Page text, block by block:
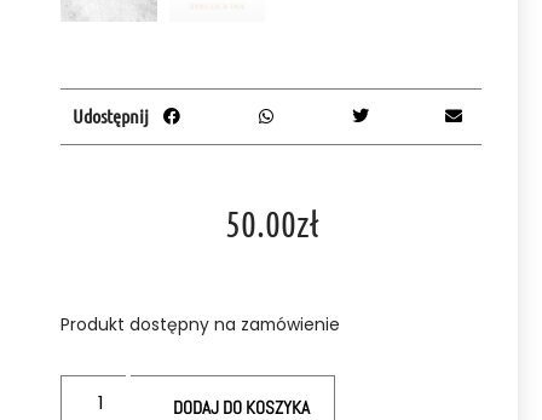
Udostępnij
50.00zł
Produkt dostępny na zamówienie
DODAJ DO KOSZYKA